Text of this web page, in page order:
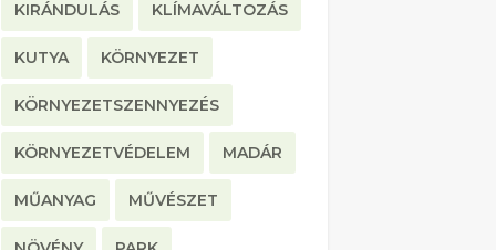
KIRÁNDULÁS KLÍMAVÁLTOZÁS
KUTYA KÖRNYEZET
KÖRNYEZETSZENNYEZÉS
KÖRNYEZETVÉDELEM MADÁR
MŰANYAG MŰVÉSZET